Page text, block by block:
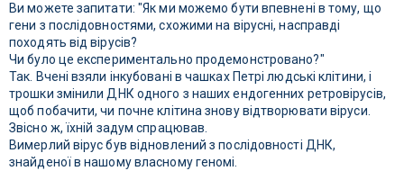
Ви можете запитати: "Як ми можемо бути впевнені в тому, що
гени з послідовностями, схожими на вірусні, насправді
походять від вірусів?
Чи було це експериментально продемонстровано?"
Так. Вчені взяли інкубовані в чашках Петрі людські клітини, і
трошки змінили ДНК одного з наших ендогенних ретровірусів,
щоб побачити, чи почне клітина знову відтворювати віруси.
Звісно ж, їхній задум спрацював.
Вимерлий вірус був відновлений з послідовності ДНК,
знайденої в нашому власному геномі.